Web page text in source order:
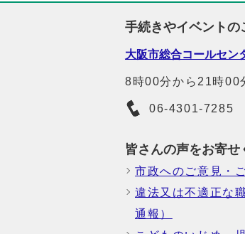
手続きやイベントの
大阪市総合コールセン
8時00分から21時00
06-4301-7285
皆さんの声をお寄せ
市政へのご意見・
違法又は不適正な
通報）